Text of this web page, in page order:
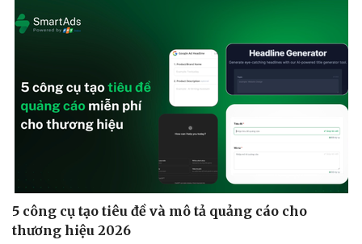
5 công cụ tạo tiêu đề và mô tả quảng cáo cho
thương hiệu 2026